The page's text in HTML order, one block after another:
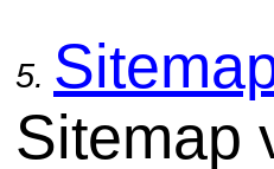
5.
Sitemap